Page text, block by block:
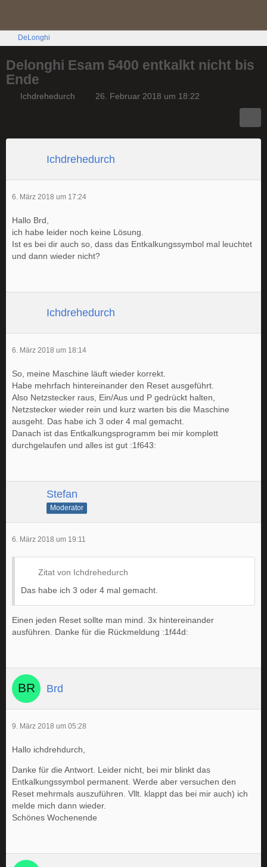
DeLonghi
Delonghi Esam 5400 entkalkt nicht bis
Ende
Ichdrehedurch 26. Februar 2018 um 18:22
Ichdrehedurch
6. März 2018 um 17:24
Hallo Brd,
ich habe leider noch keine Lösung.
Ist es bei dir auch so, dass das Entkalkungssymbol mal leuchtet
und dann wieder nicht?
Ichdrehedurch
6. März 2018 um 18:14
So, meine Maschine läuft wieder korrekt.
Habe mehrfach hintereinander den Reset ausgeführt.
Also Netzstecker raus, Ein/Aus und P gedrückt halten,
Netzstecker wieder rein und kurz warten bis die Maschine
ausgeht. Das habe ich 3 oder 4 mal gemacht.
Danach ist das Entkalkungsprogramm bei mir komplett
durchgelaufen und alles ist gut :1f643:
Stefan
Moderator
6. März 2018 um 19:11
Zitat von Ichdrehedurch
Das habe ich 3 oder 4 mal gemacht.
Einen jeden Reset sollte man mind. 3x hintereinander
ausführen. Danke für die Rückmeldung :1f44d:
Brd
9. März 2018 um 05:28
Hallo ichdrehdurch,
Danke für die Antwort. Leider nicht, bei mir blinkt das
Entkalkungssymbol permanent. Werde aber versuchen den
Reset mehrmals auszuführen. Vllt. klappt das bei mir auch) ich
melde mich dann wieder.
Schönes Wochenende